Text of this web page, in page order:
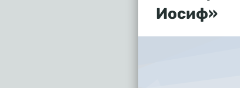
Иосиф»